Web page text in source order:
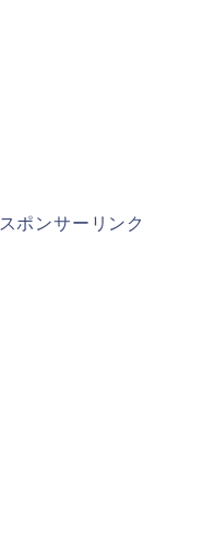
スポンサーリンク